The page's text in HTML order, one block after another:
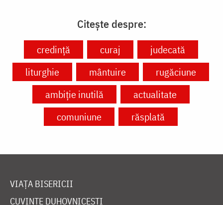
Citește despre:
credință curaj
judecată
liturghie
mântuire
rugăciune
ambiție inutilă
actualitate
comuniune
răsplată
VIAȚA BISERICII
CUVINTE DUHOVNICEȘTI